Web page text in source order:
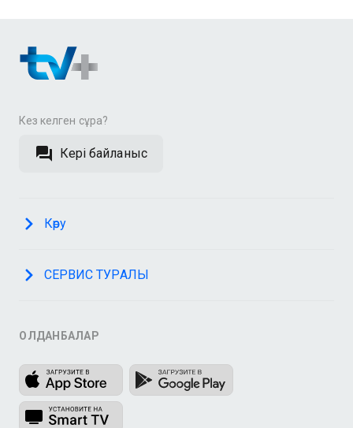
Кез келген сұрақ?
Кері байланыс
Көру
СЕРВИС ТУРАЛЫ
ҚОЛДАНБАЛАР